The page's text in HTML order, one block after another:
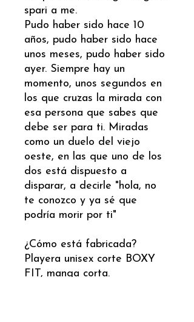
spari a me.
Pudo haber sido hace 10
años, pudo haber sido hace
unos meses, pudo haber sido
ayer. Siempre hay un
momento, unos segundos en
los que cruzas la mirada con
esa persona que sabes que
debe ser para ti. Miradas
como un duelo del viejo
oeste, en las que uno de los
dos está dispuesto a
disparar, a decirle "hola, no
te conozco y ya sé que
podría morir por ti"
¿Cómo está fabricada?
Playera unisex corte BOXY
FIT, manga corta.